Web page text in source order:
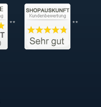
** **